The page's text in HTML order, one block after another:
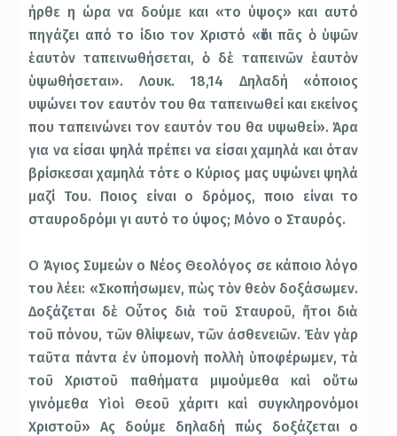
ήρθε η ώρα να δούμε και «το ύψος» και αυτό
πηγάζει από το ίδιο τον Χριστό «ὅτι πᾶς ὁ ὑψῶν
ἑαυτὸν ταπεινωθήσεται, ὁ δὲ ταπεινῶν ἑαυτὸν
ὑψωθήσεται». Λουκ. 18,14 Δηλαδή «όποιος
υψώνει τον εαυτόν του θα ταπεινωθεί και εκείνος
που ταπεινώνει τον εαυτόν του θα υψωθεί». Άρα
για να είσαι ψηλά πρέπει να είσαι χαμηλά και όταν
βρίσκεσαι χαμηλά τότε ο Κύριος μας υψώνει ψηλά
μαζί Του. Ποιος είναι ο δρόμος, ποιο είναι το
σταυροδρόμι γι αυτό το ύψος; Μόνο ο Σταυρός.
Ο Άγιος Συμεών ο Νέος Θεολόγος σε κάποιο λόγο
του λέει: «Σκοπήσωμεν, πὼς τὸν θεὸν δοξάσωμεν.
Δοξάζεται δὲ Οὗτος διὰ τοῦ Σταυροῦ, ἤτοι διὰ
τοῦ πόνου, τῶν θλίψεων, τῶν ἀσθενειῶν. Ἐὰν γὰρ
ταῦτα πάντα ἐν ὑπομονὴ πολλὴ ὑποφέρωμεν, τὰ
τοῦ Χριστοῦ παθήματα μιμούμεθα καὶ οὕτω
γινόμεθα Υἱοὶ Θεοῦ χάριτι καὶ συγκληρονόμοι
Χριστοῦ» Ας δούμε δηλαδή πώς δοξάζεται ο